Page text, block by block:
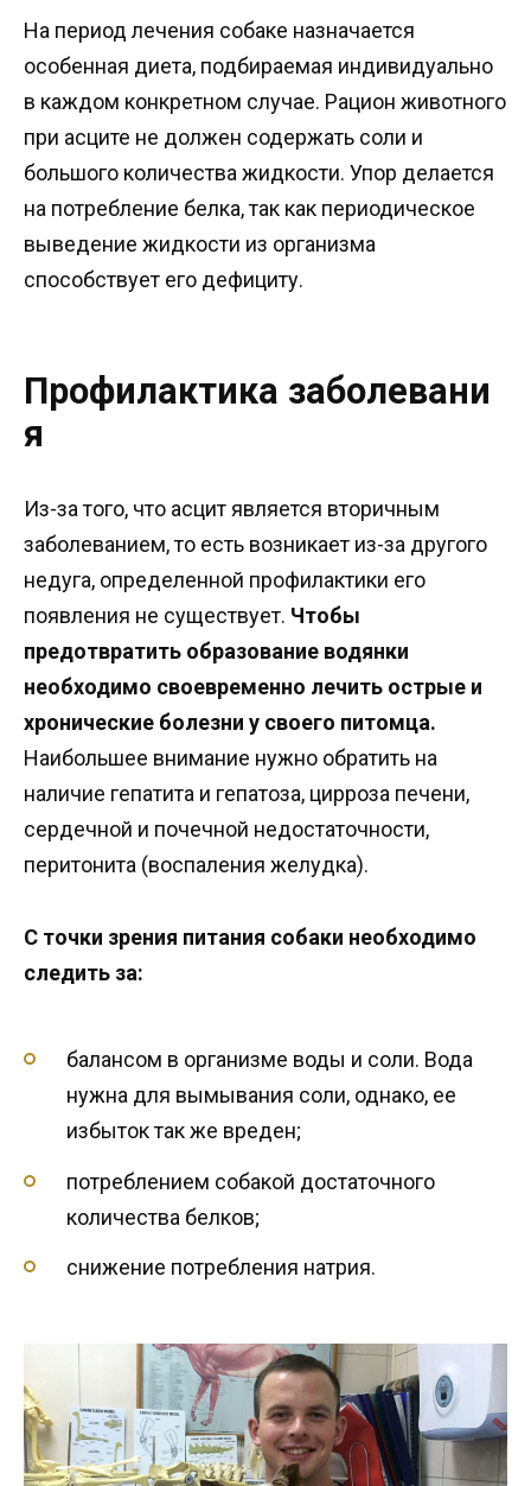
На период лечения собаке назначается
особенная диета, подбираемая индивидуально
в каждом конкретном случае. Рацион животного
при асците не должен содержать соли и
большого количества жидкости. Упор делается
на потребление белка, так как периодическое
выведение жидкости из организма
способствует его дефициту.
Профилактика заболевани
я
Из-за того, что асцит является вторичным
заболеванием, то есть возникает из-за другого
недуга, определенной профилактики его
появления не существует. Чтобы
предотвратить образование водянки
необходимо своевременно лечить острые и
хронические болезни у своего питомца.
Наибольшее внимание нужно обратить на
наличие гепатита и гепатоза, цирроза печени,
сердечной и почечной недостаточности,
перитонита (воспаления желудка).
С точки зрения питания собаки необходимо
следить за:
балансом в организме воды и соли. Вода
нужна для вымывания соли, однако, ее
избыток так же вреден;
потреблением собакой достаточного
количества белков;
снижение потребления натрия.